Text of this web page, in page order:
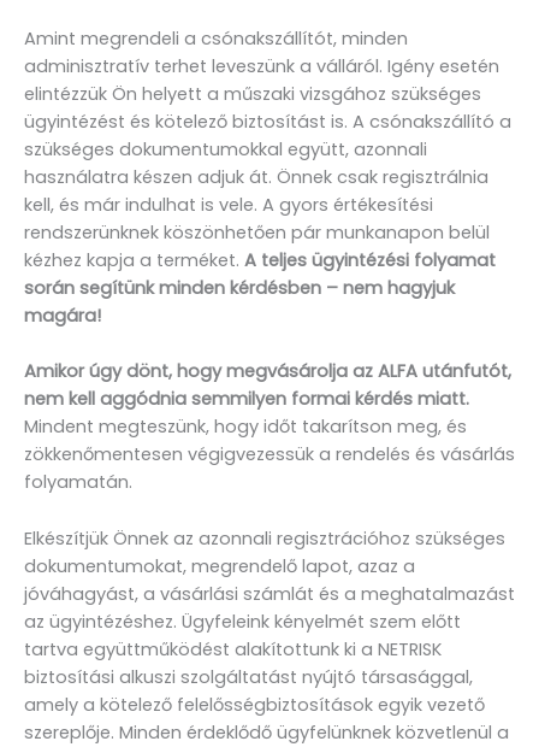
Amint megrendeli a csónakszállítót, minden
adminisztratív terhet leveszünk a válláról. Igény esetén
elintézzük Ön helyett a műszaki vizsgához szükséges
ügyintézést és kötelező biztosítást is. A csónakszállító a
szükséges dokumentumokkal együtt, azonnali
használatra készen adjuk át. Önnek csak regisztrálnia
kell, és már indulhat is vele. A gyors értékesítési
rendszerünknek köszönhetően pár munkanapon belül
kézhez kapja a terméket. A teljes ügyintézési folyamat
során segítünk minden kérdésben – nem hagyjuk
magára!
Amikor úgy dönt, hogy megvásárolja az ALFA utánfutót,
nem kell aggódnia semmilyen formai kérdés miatt.
Mindent megteszünk, hogy időt takarítson meg, és
zökkenőmentesen végigvezessük a rendelés és vásárlás
folyamatán.
Elkészítjük Önnek az azonnali regisztrációhoz szükséges
dokumentumokat, megrendelő lapot, azaz a
jóváhagyást, a vásárlási számlát és a meghatalmazást
az ügyintézéshez. Ügyfeleink kényelmét szem előtt
tartva együttműködést alakítottunk ki a NETRISK
biztosítási alkuszi szolgáltatást nyújtó társasággal,
amely a kötelező felelősségbiztosítások egyik vezető
szereplője. Minden érdeklődő ügyfelünknek közvetlenül a